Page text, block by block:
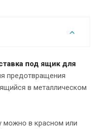
под ящик для
предотвращения
в металлическом
можно в красном или